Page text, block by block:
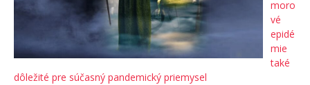
moro
vé
epidé
mie
také
dôležité pre súčasný pandemický priemysel